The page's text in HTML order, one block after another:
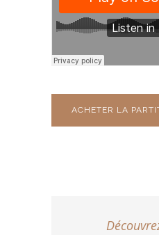
ACHETER LA